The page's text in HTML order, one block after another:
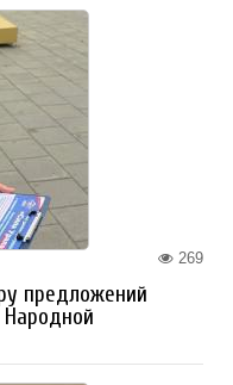
269
предложений